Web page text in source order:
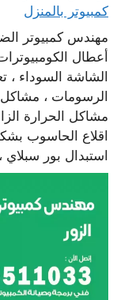
كمبيوتر بالمنزل
مهندس كمبيوتر
أعطال
الشاشة السوداء
الرسومات ، مشاكل
مشاكل الحرارة
اقلاع الحاسوب
استبدال بور